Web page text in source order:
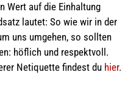
Wert auf die Einhaltung
lautet: So wie wir in der
uns umgehen, so sollten
höflich und respektvoll.
Netiquette findest du hier.